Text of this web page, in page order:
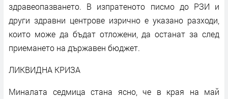
здравеопазването. В изпратеното писмо до РЗИ и
други здравни центрове изрично е указано разходи,
които може да бъдат отложени, да останат за след
приемането на държавен бюджет.
ЛИКВИДНА КРИЗА
Миналата седмица стана ясно, че в края на май